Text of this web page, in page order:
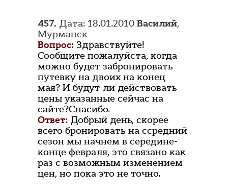
457. Дата: 18.01.2010 Василий,
Мурманск
Вопрос: Здравствуйте!
Сообщите пожалуйста, когда
можно будет забронировать
путевку на двоих на конец
мая? И будут ли действовать
цены указанные сейчас на
сайте?Спасибо.
Ответ: Добрый день, скорее
всего бронировать на ссредний
сезон мы начнем в середине-
конце февраля, это связано как
раз с возможным изменением
цен, но пока это не точно.